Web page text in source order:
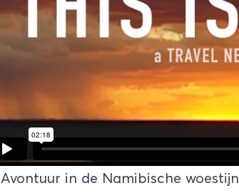
Avontuur in de Namibische woestijn